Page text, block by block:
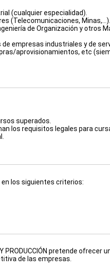
(cualquier especialidad).
(Telecomunicaciones, Minas,…).
de Organización y otros
empresas industriales y de
aprovisionamientos, etc
superados.
los requisitos legales para
los siguientes criterios:
Y PRODUCCIÓN pretende ofrecer
de las empresas.